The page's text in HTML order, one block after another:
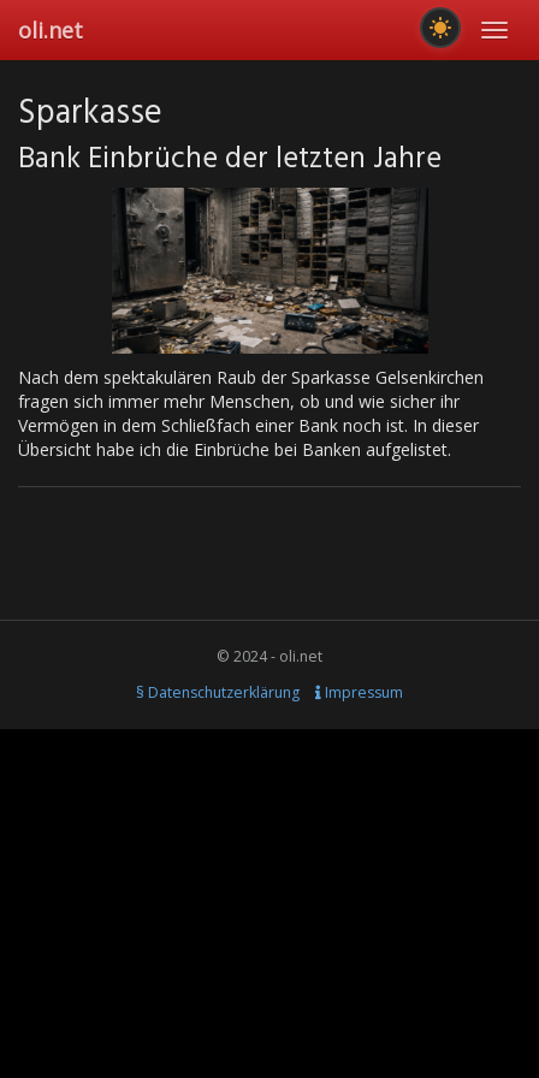
main
oli.net
Sparkasse
Bank Einbrüche der letzten Jahre
Nach dem spektakulären Raub der Sparkasse Gelsenkirchen
fragen sich immer mehr Menschen, ob und wie sicher ihr
Vermögen in dem Schließfach einer Bank noch ist. In dieser
Übersicht habe ich die Einbrüche bei Banken aufgelistet.
© 2024 - oli.net
§ Datenschutzerklärung
Impressum